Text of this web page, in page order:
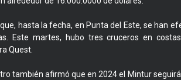
hasta la fecha, en Punta del Este, se han
Este martes, hubo tres cruceros en
Quest.
también afirmó que en 2024 el Mintur